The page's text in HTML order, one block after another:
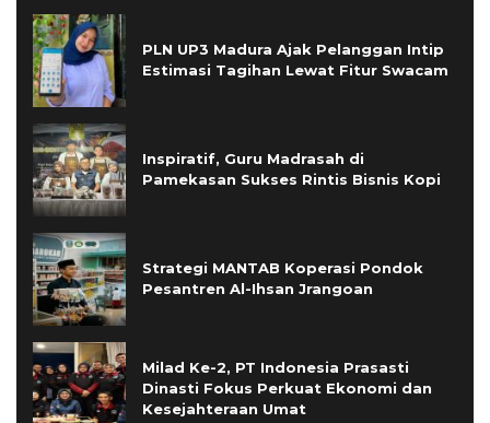
PLN UP3 Madura Ajak Pelanggan Intip
Estimasi Tagihan Lewat Fitur Swacam
Inspiratif, Guru Madrasah di
Pamekasan Sukses Rintis Bisnis Kopi
Strategi MANTAB Koperasi Pondok
Pesantren Al-Ihsan Jrangoan
Milad Ke-2, PT Indonesia Prasasti
Dinasti Fokus Perkuat Ekonomi dan
Kesejahteraan Umat